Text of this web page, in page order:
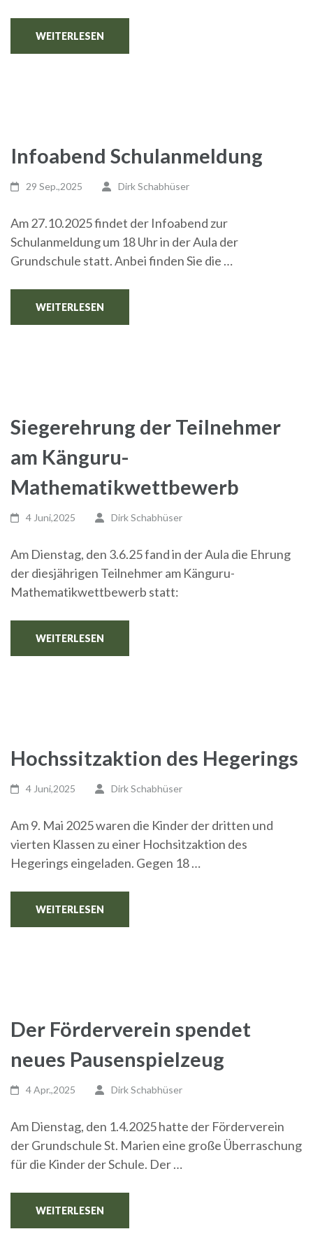
WEITERLESEN
Infoabend Schulanmeldung
29 Sep.,2025 Dirk Schabhüser
Am 27.10.2025 findet der Infoabend zur
Schulanmeldung um 18 Uhr in der Aula der
Grundschule statt. Anbei finden Sie die …
WEITERLESEN
Siegerehrung der Teilnehmer
am Känguru-
Mathematikwettbewerb
4 Juni,2025 Dirk Schabhüser
Am Dienstag, den 3.6.25 fand in der Aula die Ehrung
der diesjährigen Teilnehmer am Känguru-
Mathematikwettbewerb statt:
WEITERLESEN
Hochssitzaktion des Hegerings
4 Juni,2025 Dirk Schabhüser
Am 9. Mai 2025 waren die Kinder der dritten und
vierten Klassen zu einer Hochsitzaktion des
Hegerings eingeladen. Gegen 18 …
WEITERLESEN
Der Förderverein spendet
neues Pausenspielzeug
4 Apr.,2025 Dirk Schabhüser
Am Dienstag, den 1.4.2025 hatte der Förderverein
der Grundschule St. Marien eine große Überraschung
für die Kinder der Schule. Der …
WEITERLESEN